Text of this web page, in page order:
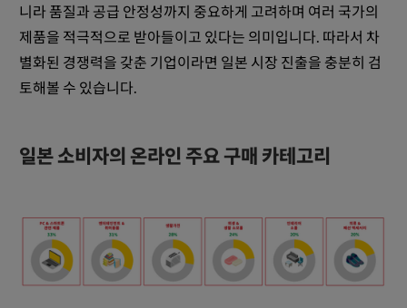
니라 품질과 공급 안정성까지 중요하게 고려하며 여러 국가의
제품을 적극적으로 받아들이고 있다는 의미입니다. 따라서 차
별화된 경쟁력을 갖춘 기업이라면 일본 시장 진출을 충분히 검
토해볼 수 있습니다.
일본 소비자의 온라인 주요 구매 카테고리